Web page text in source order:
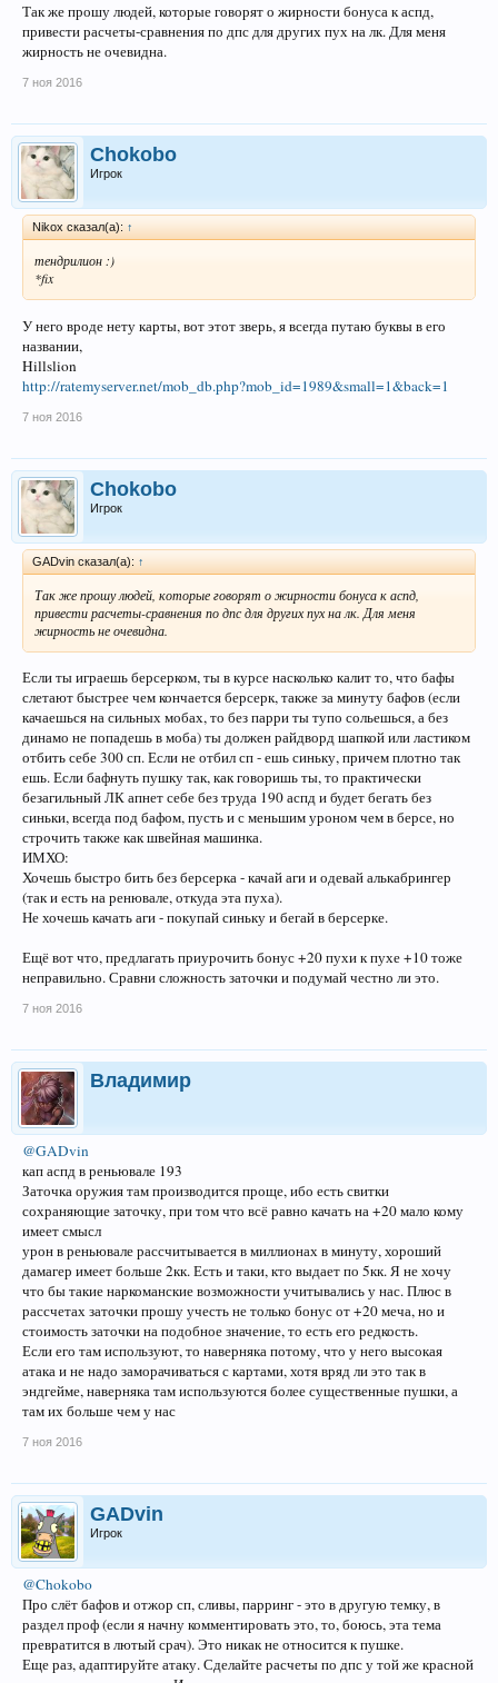
Так же прошу людей, которые говорят о жирности бонуса к аспд,
привести расчеты-сравнения по дпс для других пух на лк. Для меня
жирность не очевидна.
7 ноя 2016
Chokobo
Игрок
Nikox сказал(а): ↑
тендрилион :)
*fix
У него вроде нету карты, вот этот зверь, я всегда путаю буквы в его
названии,
Hillslion
http://ratemyserver.net/mob_db.php?mob_id=1989&small=1&back=1
7 ноя 2016
Chokobo
Игрок
GADvin сказал(а): ↑
Так же прошу людей, которые говорят о жирности бонуса к аспд,
привести расчеты-сравнения по дпс для других пух на лк. Для меня
жирность не очевидна.
Если ты играешь берсерком, ты в курсе насколько калит то, что бафы
слетают быстрее чем кончается берсерк, также за минуту бафов (если
качаешься на сильных мобах, то без парри ты тупо сольешься, а без
динамо не попадешь в моба) ты должен райдворд шапкой или ластиком
отбить себе 300 сп. Если не отбил сп - ешь синьку, причем плотно так
ешь. Если бафнуть пушку так, как говоришь ты, то практически
безагильный ЛК апнет себе без труда 190 аспд и будет бегать без
синьки, всегда под бафом, пусть и с меньшим уроном чем в берсе, но
строчить также как швейная машинка.
ИМХО:
Хочешь быстро бить без берсерка - качай аги и одевай алькабрингер
(так и есть на ренювале, откуда эта пуха).
Не хочешь качать аги - покупай синьку и бегай в берсерке.
Ещё вот что, предлагать приурочить бонус +20 пухи к пухе +10 тоже
неправильно. Сравни сложность заточки и подумай честно ли это.
7 ноя 2016
Владимир
@GADvin
кап аспд в реньювале 193
Заточка оружия там производится проще, ибо есть свитки
сохраняющие заточку, при том что всё равно качать на +20 мало кому
имеет смысл
урон в реньювале рассчитывается в миллионах в минуту, хороший
дамагер имеет больше 2кк. Есть и таки, кто выдает по 5кк. Я не хочу
что бы такие наркоманские возможности учитывались у нас. Плюс в
рассчетах заточки прошу учесть не только бонус от +20 меча, но и
стоимость заточки на подобное значение, то есть его редкость.
Если его там используют, то наверняка потому, что у него высокая
атака и не надо заморачиваться с картами, хотя вряд ли это так в
эндгейме, наверняка там используются более существенные пушки, а
там их больше чем у нас
7 ноя 2016
GADvin
Игрок
@Chokobo
Про слёт бафов и отжор сп, сливы, парринг - это в другую темку, в
раздел проф (если я начну комментировать это, то, боюсь, эта тема
превратится в лютый срач). Это никак не относится к пушке.
Еще раз, адаптируйте атаку. Сделайте расчеты по дпс у той же красной